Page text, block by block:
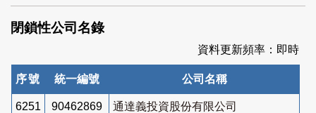
索
閉鎖性公司名錄
資料更新頻率：即時
序號 統一編號 公司名稱
6251 90462869 通達義投資股份有限公司